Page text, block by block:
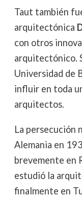
Taut también
arquitectónica
con otros
arquitectónico.
Universidad de
influir en toda
arquitectos.
La persecución
Alemania en
brevemente en
estudió la
finalmente en